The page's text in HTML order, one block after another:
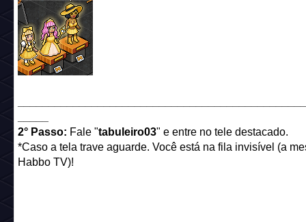
2° Passo: Fale "tabuleiro03" e entre no tele destacado.
*Caso a tela trave aguarde. Você está na fila invisível (a
Habbo TV)!